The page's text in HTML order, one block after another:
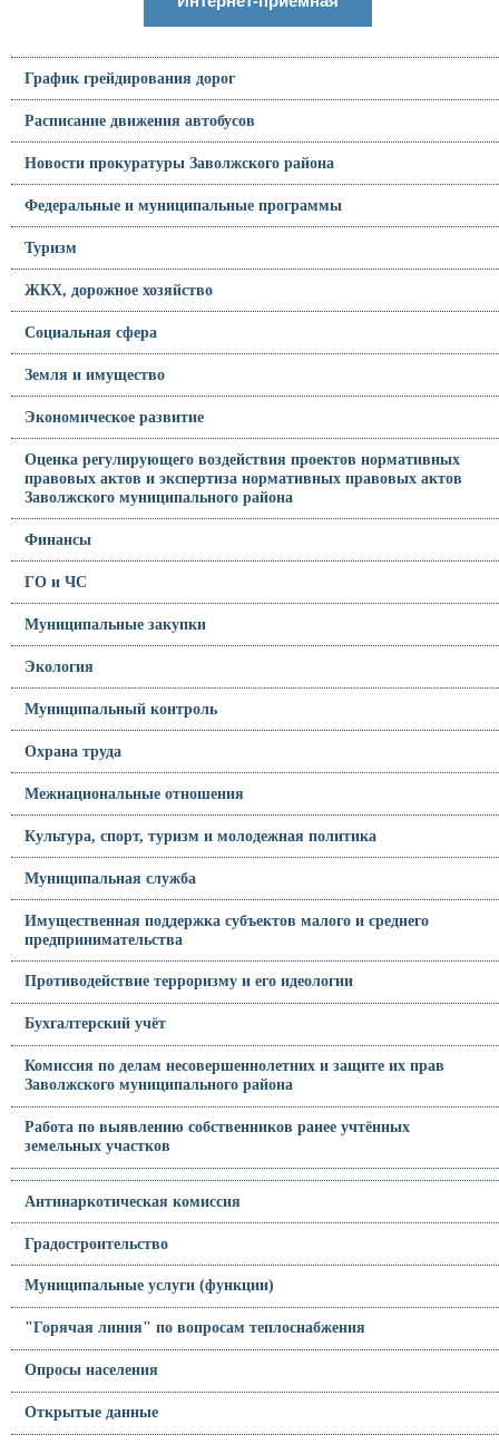
График грейдирования дорог
Расписание движения автобусов
Новости прокуратуры Заволжского района
Федеральные и муниципальные программы
Туризм
ЖКХ, дорожное хозяйство
Социальная сфера
Земля и имущество
Экономическое развитие
Оценка регулирующего воздействия проектов нормативных
правовых актов и экспертиза нормативных правовых актов
Заволжского муниципального района
Финансы
ГО и ЧС
Муниципальные закупки
Экология
Муниципальный контроль
Охрана труда
Межнациональные отношения
Культура, спорт, туризм и молодежная политика
Муниципальная служба
Имущественная поддержка субъектов малого и среднего
предпринимательства
Противодействие терроризму и его идеологии
Бухгалтерский учёт
Комиссия по делам несовершеннолетних и защите их прав
Заволжского муниципального района
Работа по выявлению собственников ранее учтённых
земельных участков
Антинаркотическая комиссия
Градостроительство
Муниципальные услуги (функции)
"Горячая линия" по вопросам теплоснабжения
Опросы населения
Открытые данные